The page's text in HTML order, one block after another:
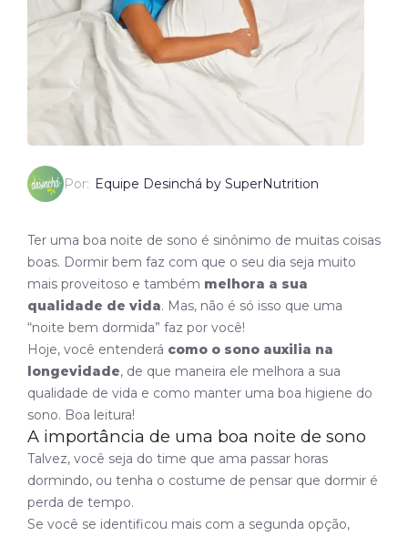
Por: Equipe Desinchá by SuperNutrition
Ter uma boa noite de sono é sinônimo de muitas coisas
boas. Dormir bem faz com que o seu dia seja muito
mais proveitoso e também melhora a sua
qualidade de vida. Mas, não é só isso que uma
“noite bem dormida” faz por você!
Hoje, você entenderá como o sono auxilia na
longevidade, de que maneira ele melhora a sua
qualidade de vida e como manter uma boa higiene do
sono. Boa leitura!
A importância de uma boa noite de sono
Talvez, você seja do time que ama passar horas
dormindo, ou tenha o costume de pensar que dormir é
perda de tempo.
Se você se identificou mais com a segunda opção,